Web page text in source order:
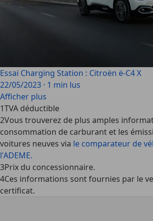
Essai Charging Station : Citroën ë-C4 X
22/05/2023 · 1 min lus
Afficher plus
1TVA déductible
2Vous trouverez de plus amples
consommation de carburant et les
voitures neuves via le comparateur de
l'ADEME.
3Prix du concessionnaire.
4Ces informations sont fournies par le
certificat.